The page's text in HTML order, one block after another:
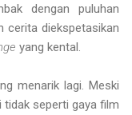
dengan puluhan
cerita diekspetasikan
yang kental.
menarik lagi. Meski
seperti gaya film